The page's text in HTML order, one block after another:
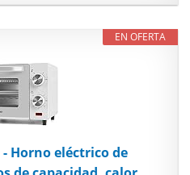
EN OFERTA
- Horno eléctrico de